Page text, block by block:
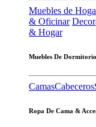
Muebles de
& Oficinar
& Hogar
Muebles De Dormitorio
CamasCabeceros
Ropa De Cama &